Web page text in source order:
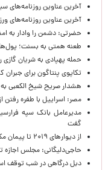
آخرین عناوین روزنامه‌های
آخرین عناوین روزنامه‌های
حضرتی: دشمن را وادار به
طعنه همتی به بسنت؛
حمله پهپادی به شریان گازی
تکاپوی پنتاگون برای
هشدار صریح شیخ الکعبی
مصر: اسراییل با طفره رفتن
مدیرعامل بانک سپه
گفت
از دیوارهای ۲۰۱۹ تا پیمان مکه
حاجی‌دلیگانی: مجلس اجازه
دبل درگاهی در شب توقف